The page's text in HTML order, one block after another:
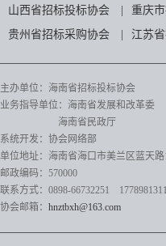
山西省招标投标协会
重庆
贵州省招标采购协会
江苏
主办单位：海南省招标投标协会
业务指导单位：海南省发展和改革委
海南省民政厅
系统开发：协会网络部
单位地址：海南省海口市美兰区蓝天
邮政编码：570000
联系方式：0898-66732251
协会邮箱： hnztbxh@163.com